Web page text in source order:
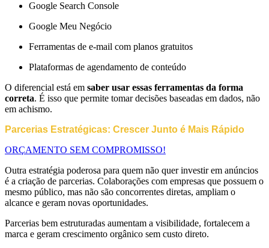
Google Search Console
Google Meu Negócio
Ferramentas de e-mail com planos gratuitos
Plataformas de agendamento de conteúdo
O diferencial está em saber usar essas ferramentas da forma
correta. É isso que permite tomar decisões baseadas em dados, não
em achismo.
Parcerias Estratégicas: Crescer Junto é Mais Rápido
ORÇAMENTO SEM COMPROMISSO!
Outra estratégia poderosa para quem não quer investir em anúncios
é a criação de parcerias. Colaborações com empresas que possuem o
mesmo público, mas não são concorrentes diretas, ampliam o
alcance e geram novas oportunidades.
Parcerias bem estruturadas aumentam a visibilidade, fortalecem a
marca e geram crescimento orgânico sem custo direto.